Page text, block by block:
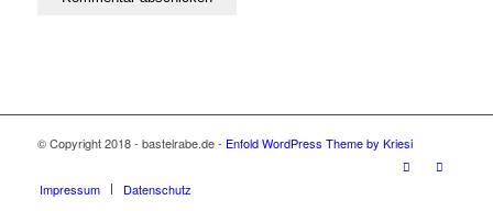
© Copyright 2018 - bastelrabe.de - Enfold WordPress Theme by Kriesi
Impressum Datenschutz